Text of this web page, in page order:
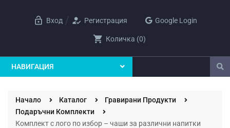
lock_open Вход how_to_reg Регистрация Google Login
shopping_cart Количка (0)
НАВИГАЦИЯ
Начало Каталог
Гравирани Продукти
Подаръчни Комплекти
Комплект с лого по избор – чаши за различни напитки